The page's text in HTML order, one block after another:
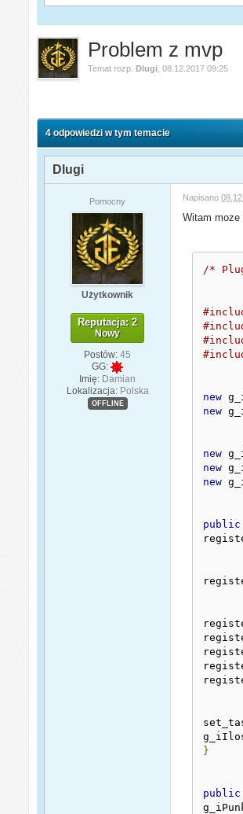
Problem z mvp
Temat rozp.Dlugi ,08.12.2017 09:25
4 odpowiedzi w tym temacie
Dlugi
Pomocny
Użytkownik
Reputacja: 2
Nowy
Postów: 45
GG:
Imię: Damian
Lokalizacja: Polska
OFFLINE
Napisano
Witam moze
/*
new
new
new
new
new
public
}
public